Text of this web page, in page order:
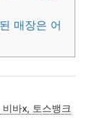
매장은 어
바x, 토스뱅크